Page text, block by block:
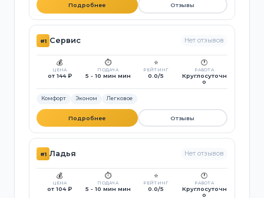
Подробнее Отзывы
#1 Сервис Нет отзывов
💰
ЦЕНА
от 144 ₽
⏱️
ПОДАЧА
5 - 10 мин мин
⭐
РЕЙТИНГ
0.0/5
🕐
РАБОТА
Круглосуточн
о
Комфорт Эконом Легковое
Подробнее Отзывы
#1 Ладья Нет отзывов
💰
ЦЕНА
от 104 ₽
⏱️
ПОДАЧА
5 - 10 мин мин
⭐
РЕЙТИНГ
0.0/5
🕐
РАБОТА
Круглосуточн
о